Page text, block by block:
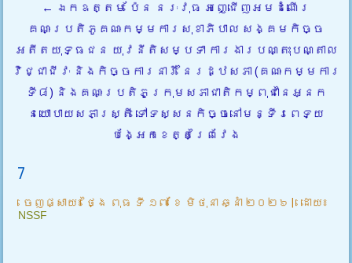
← ឯកឧត្តម ប៉ែន នរៈវុធ អញ្ជើញអមដំណើរ
គណៈប្រតិភូគណៈកម្មការសុខាភិបាល សង្គមកិច្ច
អតីតយុទ្ធជន យុវនីតិសម្បទា ការងារបណ្តុះបណ្តាល
វិជ្ជាជីវៈ និងកិច្ចការនារី នៃរដ្ឋសភា (គណៈកម្មការ
ទី៨) និងគណៈប្រតិភូក្រុមសភាជាតិកម្ពុជានៃអ្នក
នយោបាយសភាស្ត្រី ទៅទស្សនកិច្ចនៅមន្ទីរពេទ្យ
បង្អែកខេត្តព្រៃវែង
7
ចេញផ្សាយ៖ ថ្ងៃ ពុធ ទី ១៧ ខែ មិថុនា ឆ្នាំ ២០២៦ | ដោយ៖
NSSF